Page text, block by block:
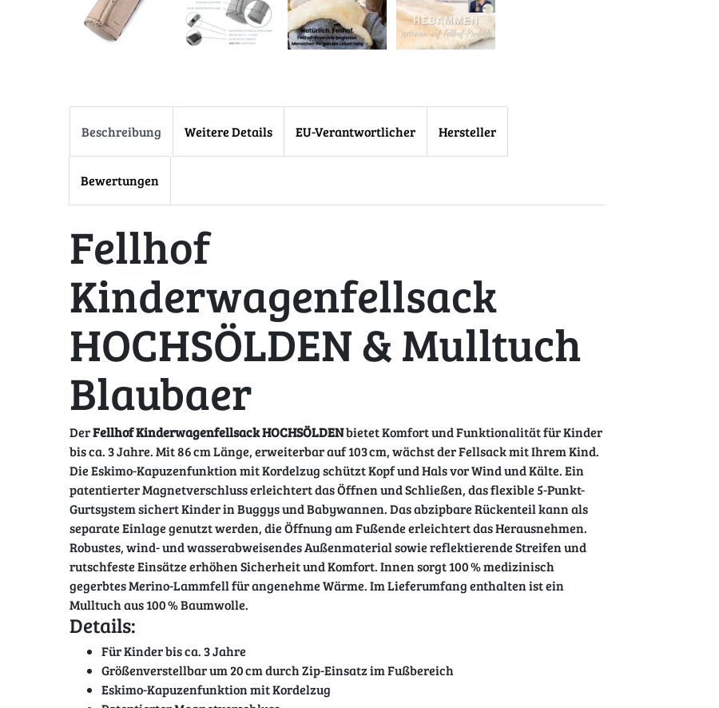
Beschreibung Weitere Details EU-Verantwortlicher Hersteller
Bewertungen
Fellhof
Kinderwagenfellsack
HOCHSÖLDEN & Mulltuch
Blaubaer
DerFellhof Kinderwagenfellsack HOCHSÖLDENbietet Komfort und Funktionalität für Kinder
bis ca. 3 Jahre. Mit 86 cm Länge, erweiterbar auf 103 cm, wächst der Fellsack mit Ihrem Kind.
Die Eskimo-Kapuzenfunktion mit Kordelzug schützt Kopf und Hals vor Wind und Kälte. Ein
patentierter Magnetverschluss erleichtert das Öffnen und Schließen, das flexible 5-Punkt-
Gurtsystem sichert Kinder in Buggys und Babywannen. Das abzipbare Rückenteil kann als
separate Einlage genutzt werden, die Öffnung am Fußende erleichtert das Herausnehmen.
Robustes, wind- und wasserabweisendes Außenmaterial sowie reflektierende Streifen und
rutschfeste Einsätze erhöhen Sicherheit und Komfort. Innen sorgt 100 % medizinisch
gegerbtes Merino-Lammfell für angenehme Wärme. Im Lieferumfang enthalten ist ein
Mulltuch aus 100 % Baumwolle.
Details:
Für Kinder bis ca. 3 Jahre
Größenverstellbar um 20 cm durch Zip-Einsatz im Fußbereich
Eskimo-Kapuzenfunktion mit Kordelzug